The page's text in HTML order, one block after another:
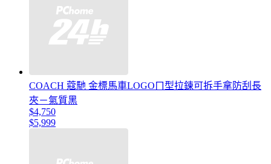
COACH 蔻馳 金標馬車LOGOㄇ型拉鍊可拆手拿防刮長
夾－氣質黑
$4,750
$5,999